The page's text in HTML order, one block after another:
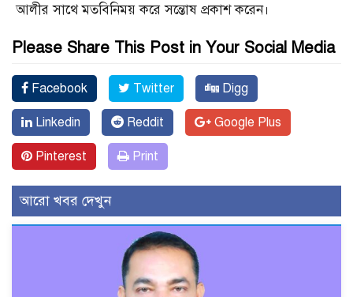
আলীর সাথে মতবিনিময় করে সন্তোষ প্রকাশ করেন।
Please Share This Post in Your Social Media
Facebook Twitter Digg
Linkedin Reddit Google Plus
Pinterest Print
আরো খবর দেখুন